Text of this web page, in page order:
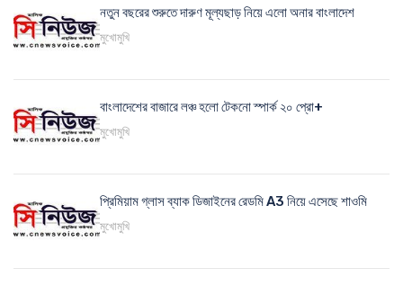
নতুন বছরের শুরুতে দারুণ মূল্যছাড় নিয়ে এলো অনার বাংলাদেশ
মুখোমুখি
বাংলাদেশের বাজারে লঞ্চ হলো টেকনো স্পার্ক ২০ প্রো+
মুখোমুখি
প্রিমিয়াম গ্লাস ব্যাক ডিজাইনের রেডমি A3 নিয়ে এসেছে শাওমি
মুখোমুখি